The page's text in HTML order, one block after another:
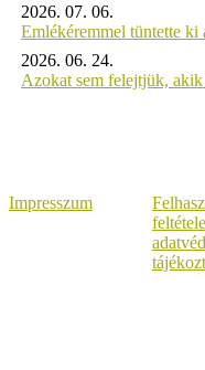
2026. 07. 06.
Emlékéremmel tüntette ki
2026. 06. 24.
Azokat sem felejtjük,
Impresszum